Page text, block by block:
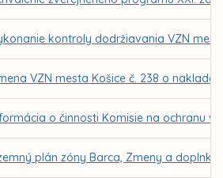
kontroly dodržiavania VZN
VZN mesta Košice č. 238 o
o činnosti Komisie na ochranu
plán zóny Barca, Zmeny a doplnky